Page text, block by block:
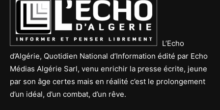
L’Echo
d’Algérie, Quotidien National d’Information édité par Echo
Médias Algérie Sarl, venu enrichir la presse écrite, jeune
par son âge certes mais en réalité c’est le prolongement
d’un idéal, d’un combat, d’un rêve.